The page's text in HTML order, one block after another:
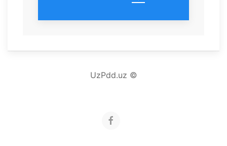
UzPdd.uz ©